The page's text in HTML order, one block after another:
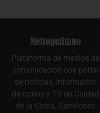
Plataforma de medios de
comunicación con portal
de noticias, Informativo
de radios y TV en Ciudad
de la Costa, Canelones